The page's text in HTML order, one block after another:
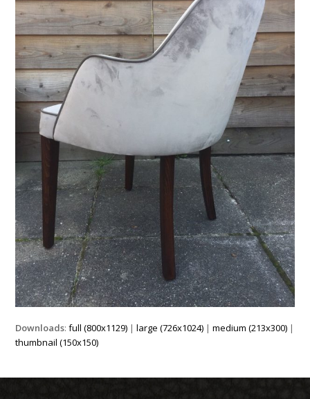
Downloads:full (800x1129) |large (726x1024) |medium (213x300) |
thumbnail (150x150)